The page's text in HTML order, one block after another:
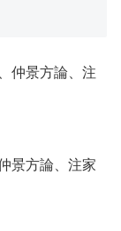
仲景方論、注
景方論、注家